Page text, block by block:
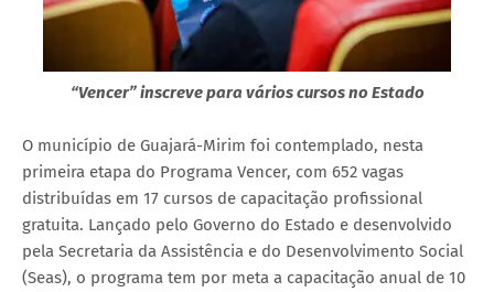
“Vencer” inscreve para vários cursos no Estado
O município de Guajará-Mirim foi contemplado, nesta
primeira etapa do Programa Vencer, com 652 vagas
distribuídas em 17 cursos de capacitação profissional
gratuita. Lançado pelo Governo do Estado e desenvolvido
pela Secretaria da Assistência e do Desenvolvimento Social
(Seas), o programa tem por meta a capacitação anual de 10